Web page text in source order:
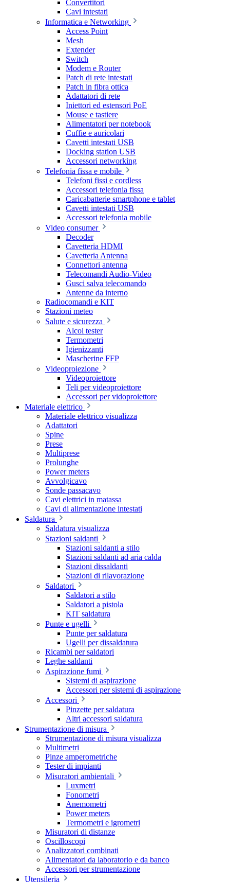
Convertitori
Cavi intestati
Informatica e Networking
Access Point
Mesh
Extender
Switch
Modem e Router
Patch di rete intestati
Patch in fibra ottica
Adattatori di rete
Iniettori ed estensori PoE
Mouse e tastiere
Alimentatori per notebook
Cuffie e auricolari
Cavetti intestati USB
Docking station USB
Accessori networking
Telefonia fissa e mobile
Telefoni fissi e cordless
Accessori telefonia fissa
Caricabatterie smartphone e tablet
Cavetti intestati USB
Accessori telefonia mobile
Video consumer
Decoder
Cavetteria HDMI
Cavetteria Antenna
Connettori antenna
Telecomandi Audio-Video
Gusci salva telecomando
Antenne da interno
Radiocomandi e KIT
Stazioni meteo
Salute e sicurezza
Alcol tester
Termometri
Igienizzanti
Mascherine FFP
Videoproiezione
Videoproiettore
Teli per videoproiettore
Accessori per vidoproiettore
Materiale elettrico
Materiale elettrico visualizza
Adattatori
Spine
Prese
Multiprese
Prolunghe
Power meters
Avvolgicavo
Sonde passacavo
Cavi elettrici in matassa
Cavi di alimentazione intestati
Saldatura
Saldatura visualizza
Stazioni saldanti
Stazioni saldanti a stilo
Stazioni saldanti ad aria calda
Stazioni dissaldanti
Stazioni di rilavorazione
Saldatori
Saldatori a stilo
Saldatori a pistola
KIT saldatura
Punte e ugelli
Punte per saldatura
Ugelli per dissaldatura
Ricambi per saldatori
Leghe saldanti
Aspirazione fumi
Sistemi di aspirazione
Accessori per sistemi di aspirazione
Accessori
Pinzette per saldatura
Altri accessori saldatura
Strumentazione di misura
Strumentazione di misura visualizza
Multimetri
Pinze amperometriche
Tester di impianti
Misuratori ambientali
Luxmetri
Fonometri
Anemometri
Power meters
Termometri e igrometri
Misuratori di distanze
Oscilloscopi
Analizzatori combinati
Alimentatori da laboratorio e da banco
Accessori per strumentazione
Utensileria